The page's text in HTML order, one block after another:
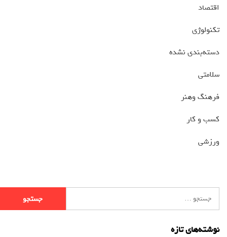
اقتصاد
تکنولوژی
دسته‌بندی نشده
سلامتی
فرهنگ وهنر
کسب و کار
ورزشی
نوشته‌های تازه